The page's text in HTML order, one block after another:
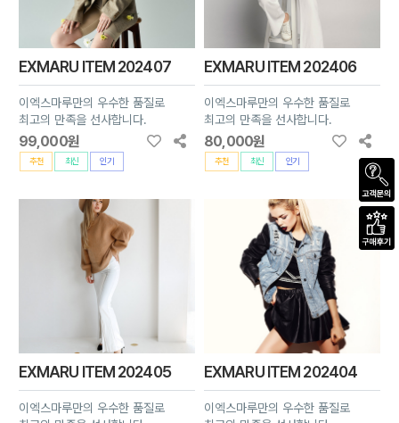
EXMARU ITEM 202407
이엑스마루만의 우수한 품질로
최고의 만족을 선사합니다.
99,000원
추천 최신 인기
EXMARU ITEM 202406
이엑스마루만의 우수한 품질로
최고의 만족을 선사합니다.
80,000원
추천 최신 인기
EXMARU ITEM 202405
이엑스마루만의 우수한 품질로
EXMARU ITEM 202404
이엑스마루만의 우수한 품질로